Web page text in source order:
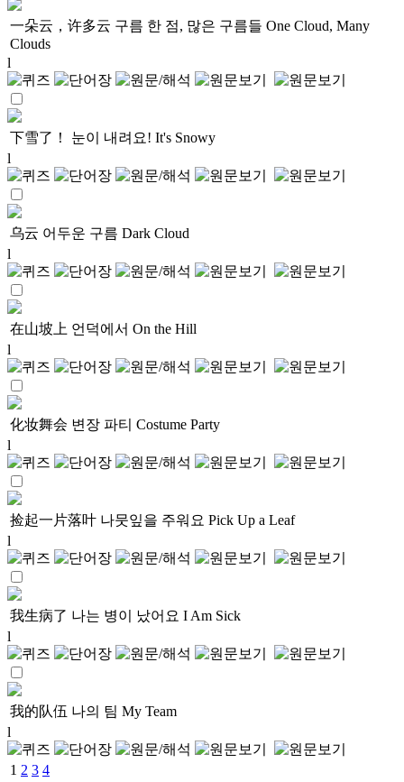
一朵云，许多云 구름 한 점, 많은 구름들 One Cloud, Many
Clouds
l
下雪了！ 눈이 내려요! It's Snowy
l
乌云 어두운 구름 Dark Cloud
l
在山坡上 언덕에서 On the Hill
l
化妆舞会 변장 파티 Costume Party
l
捡起一片落叶 나뭇잎을 주워요 Pick Up a Leaf
l
我生病了 나는 병이 났어요 I Am Sick
l
我的队伍 나의 팀 My Team
l
1 2 3 4